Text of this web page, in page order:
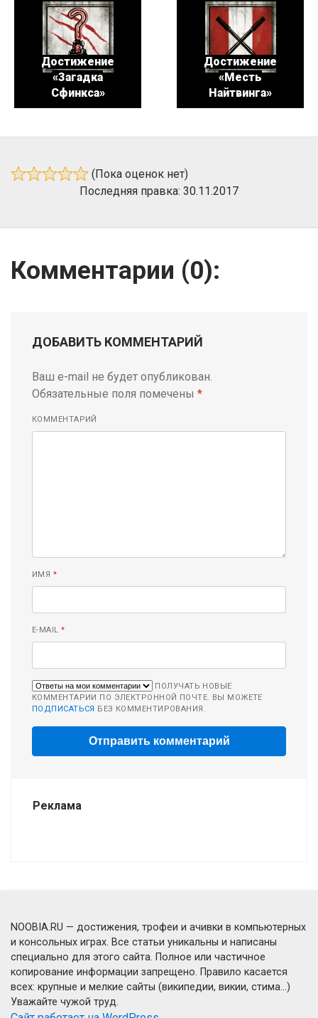
Достижение
«Загадка
Сфинкса»
Достижение
«Месть
Найтвинга»
(Пока оценок нет)
Последняя правка: 30.11.2017
Комментарии (0):
ДОБАВИТЬ КОММЕНТАРИЙ
Ваш e-mail не будет опубликован.
Обязательные поля помечены *
КОММЕНТАРИЙ
ИМЯ *
E-MAIL*
ПОЛУЧАТЬ НОВЫЕ
КОММЕНТАРИИ ПО ЭЛЕКТРОННОЙ ПОЧТЕ. ВЫ МОЖЕТЕ
ПОДПИСАТЬСЯ БЕЗ КОММЕНТИРОВАНИЯ.
Реклама
NOOBIA.RU — достижения, трофеи и ачивки в компьютерных
и консольных играх. Все статьи уникальны и написаны
специально для этого сайта. Полное или частичное
копирование информации запрещено. Правило касается
всех: крупные и мелкие сайты (википедии, викии, стима...)
Уважайте чужой труд.